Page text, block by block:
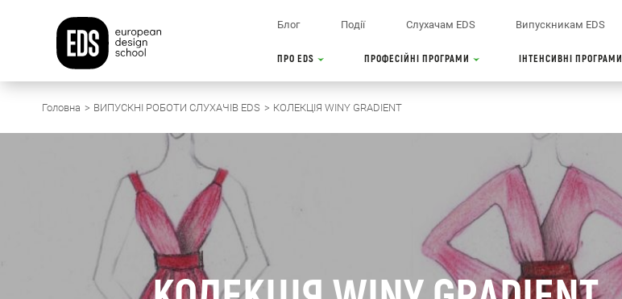
Блог Події Слухачам EDS Випускникам EDS
ПРО EDS ПРОФЕСІЙНІ ПРОГРАМИ ІНТЕНСИВНІ ПРОГРАМИ
Головна ВИПУСКНІ РОБОТИ СЛУХАЧІВ EDS КОЛЕКЦІЯ WINY GRADIENT